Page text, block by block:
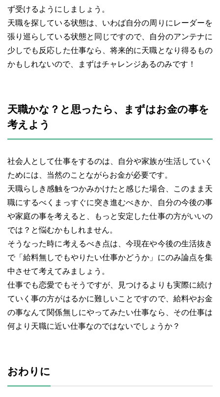
ず受けるようにしましょう。
天職を探している状態は、いわば自分の周りにレーダーを
張り巡らしている状態と同じですので、自分のアンテナに
少しでも反応した仕事なら、将来的に天職となり得るもの
かもしれないので、まずはチャレンジあるのみです！
天職かな？と思ったら、まずはお金の事を
考えよう
社会人として仕事をするのは、自分や家族が生活していく
ためには、当然のことながらお金が必要です。
天職らしき感触をつかみかけたと感じた場合、このまま天
職にするべくまっすぐに突き進むべきか、自分の今後の事
や家庭の事を考えると、もっと安定した仕事の方がいいの
では？と悩むかもしれません。
そうなった時に考えるべき点は、今現在や今後の生活抜き
で「給料無しでもやりたい仕事かどうか」にのみ論点を集
中させて考えてみましょう。
仕事でも恋愛でもそうですが、見つけるよりも実際に続け
ていく事の方がはるかに難しいことですので、給料やお金
の事なんて関係無しにやってみたい仕事なら、その仕事は
何より天職に近い仕事なのではないでしょうか？
おわりに